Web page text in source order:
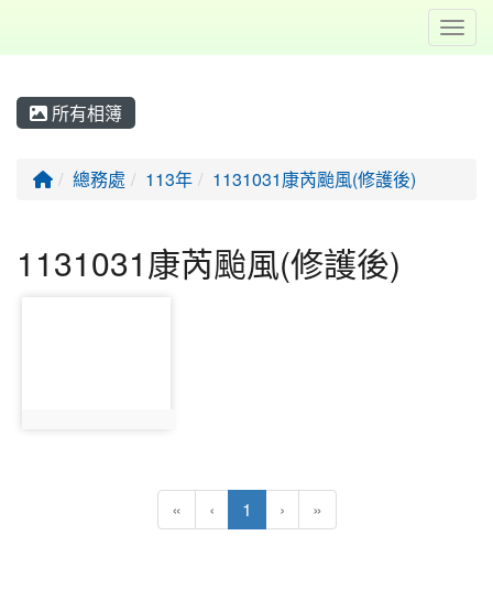
所有相簿
回首頁
總務處 113年 1131031康芮颱風(修護後)
1131031康芮颱風(修護後)
« ‹ 1 (目前頁次)
› »